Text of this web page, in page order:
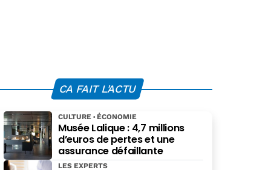
CA FAIT L'ACTU
Musée Lalique : 4,7 millions
d’euros de pertes et une
assurance défaillante
CULTURE ÉCONOMIE
LES EXPERTS